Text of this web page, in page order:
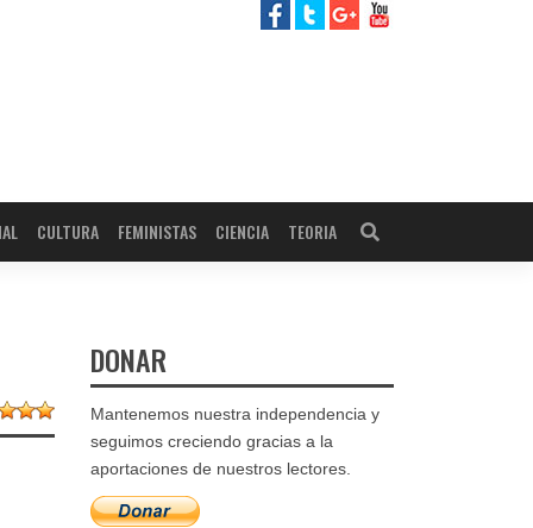
CULTURA FEMINISTAS CIENCIA TEORIA
DONAR
Mantenemos nuestra independencia y
seguimos creciendo gracias a la
aportaciones de nuestros lectores.